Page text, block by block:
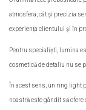
atmosfera, cât și precizia
experiența clientului și în
Pentru specialiști, lumina
cosmetică de detaliu nu se
În acest sens, un ring light
noastră este gândit să